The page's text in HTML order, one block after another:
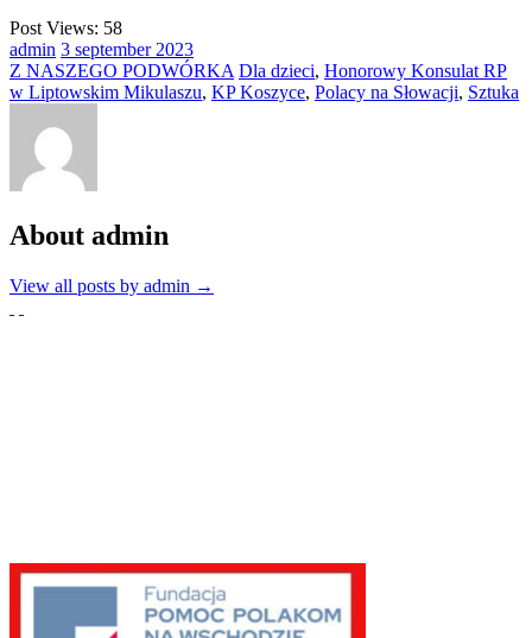
Post Views: 58
admin 3 september2023
Z NASZEGO PODWÓRKA Dla dzieci, Honorowy Konsulat RP
w Liptowskim Mikulaszu, KP Koszyce, Polacy na Słowacji, Sztuka
About admin
View all posts by admin →